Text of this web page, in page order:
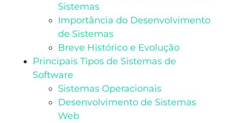
Sistemas
Importância do Desenvolvimento
de Sistemas
Breve Histórico e Evolução
Principais Tipos de Sistemas de
Software
Sistemas Operacionais
Desenvolvimento de Sistemas
Web